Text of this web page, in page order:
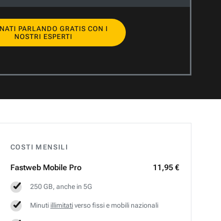
PARLANDO GRATIS CON I
NOSTRI ESPERTI
COSTI MENSILI
Fastweb Mobile Pro 11,95 €
250 GB, anche in 5G
Minuti illimitativerso fissi e mobili nazionali